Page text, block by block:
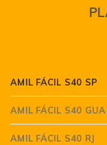
AMIL FÁCIL S40 SP
AMIL FÁCIL S40
AMIL FÁCIL S40 RJ